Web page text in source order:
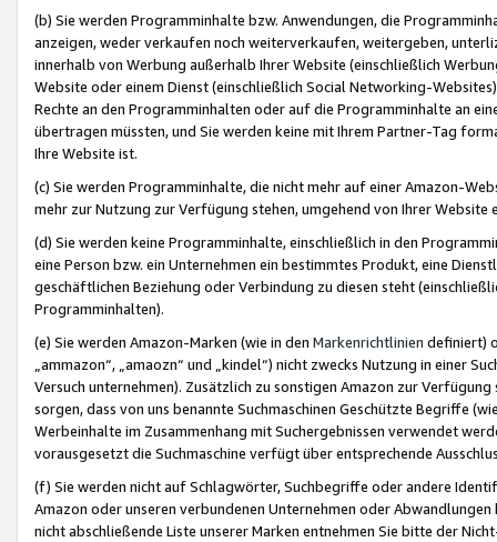
(b) Sie werden Programminhalte bzw. Anwendungen, die
anzeigen, weder verkaufen noch weiterverkaufen, weitergeben,
innerhalb von Werbung außerhalb Ihrer Website (einschließlich
Website oder einem Dienst (einschließlich Social Networking-
Rechte an den Programminhalten oder auf die Programminhalte an
übertragen müssten, und Sie werden keine mit Ihrem Partner-Tag
Ihre Website ist.
(c) Sie werden Programminhalte, die nicht mehr auf einer Amazon-
mehr zur Nutzung zur Verfügung stehen, umgehend von Ihrer
(d) Sie werden keine Programminhalte, einschließlich in den
eine Person bzw. ein Unternehmen ein bestimmtes Produkt, eine
geschäftlichen Beziehung oder Verbindung zu diesen steht
Programminhalten).
(e) Sie werden Amazon-Marken (wie in den Markenrichtlinien definiert)
„ammazon“, „amaozn“ und „kindel“) nicht zwecks Nutzung in einer
Versuch unternehmen). Zusätzlich zu sonstigen Amazon zur
sorgen, dass von uns benannte Suchmaschinen Geschützte Begriffe
Werbeinhalte im Zusammenhang mit Suchergebnissen verwendet
vorausgesetzt die Suchmaschine verfügt über entsprechende
(f) Sie werden nicht auf Schlagwörter, Suchbegriffe oder andere
Amazon oder unseren verbundenen Unternehmen oder
nicht abschließende Liste unserer Marken entnehmen Sie bitte der